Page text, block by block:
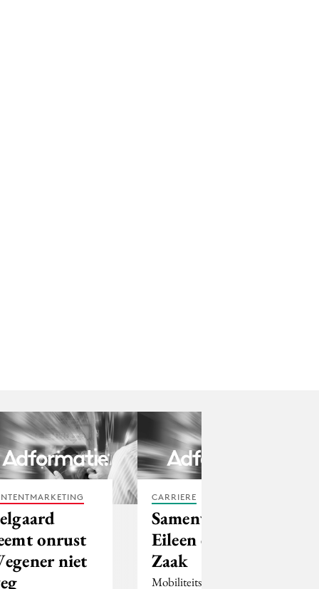
onrust
niet
CARRIERE
Samenwerking
Eileen en De
Zaak
Mobiliteitsconcept